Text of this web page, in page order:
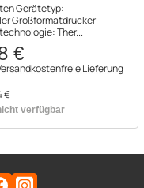
Gerätetyp:
Großformatdrucker
Ther...
€
Lieferung
€
verfügbar